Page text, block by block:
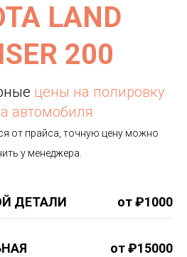
LAND
200
цены на полировку
автомобиля
от прайса, точную цену можно
у менеджера.
ДЕТАЛИ от ₽1000
от ₽15000